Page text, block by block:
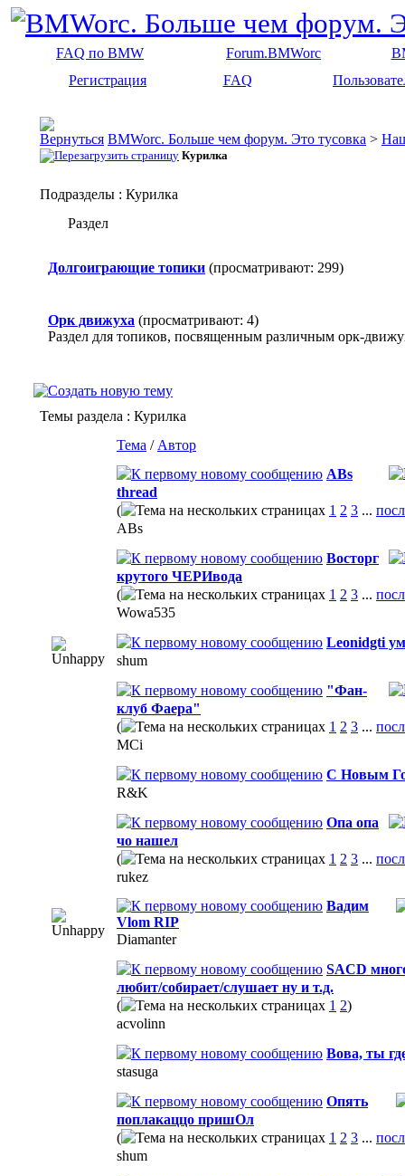
FAQ по BMW Forum.BMWorc
Регистрация
FAQ
BMWorc. Больше чем форум. Это тусовка >
Курилка
Подразделы : Курилка
Раздел
Долгоиграющие топики (просматривают: 299)
Орк движуха (просматривают: 4)
Раздел для топиков, посвященным различным орк-
Темы раздела : Курилка
Тема / Автор
ABs
thread
(
1 2 3 ...
ABs
Восторг
крутого ЧЕРИвода
(
1 2 3 ...
Wowa535
Leonidgti
shum
"Фан-
клуб Фаера"
(
1 2 3 ...
MCi
С Новым
R&K
Опа опа
чо нашел
(
1 2 3 ...
rukez
Вадим
Vlom RIP
Diamanter
SACD
любит/собирает/слушает ну и т.д.
(
1 2)
acvolinn
Вова, ты
stasuga
Опять
поплакаццо пришОл
(
1 2 3 ...
shum